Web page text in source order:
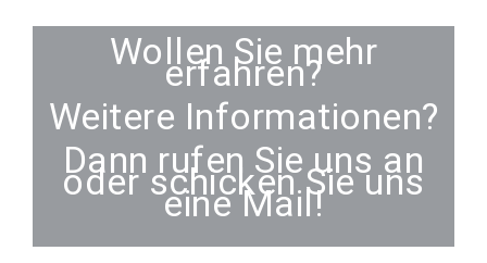
Wollen Sie mehr
erfahren?
Weitere Informationen?
Dann rufen Sie uns an
oder schicken Sie uns
eine Mail!